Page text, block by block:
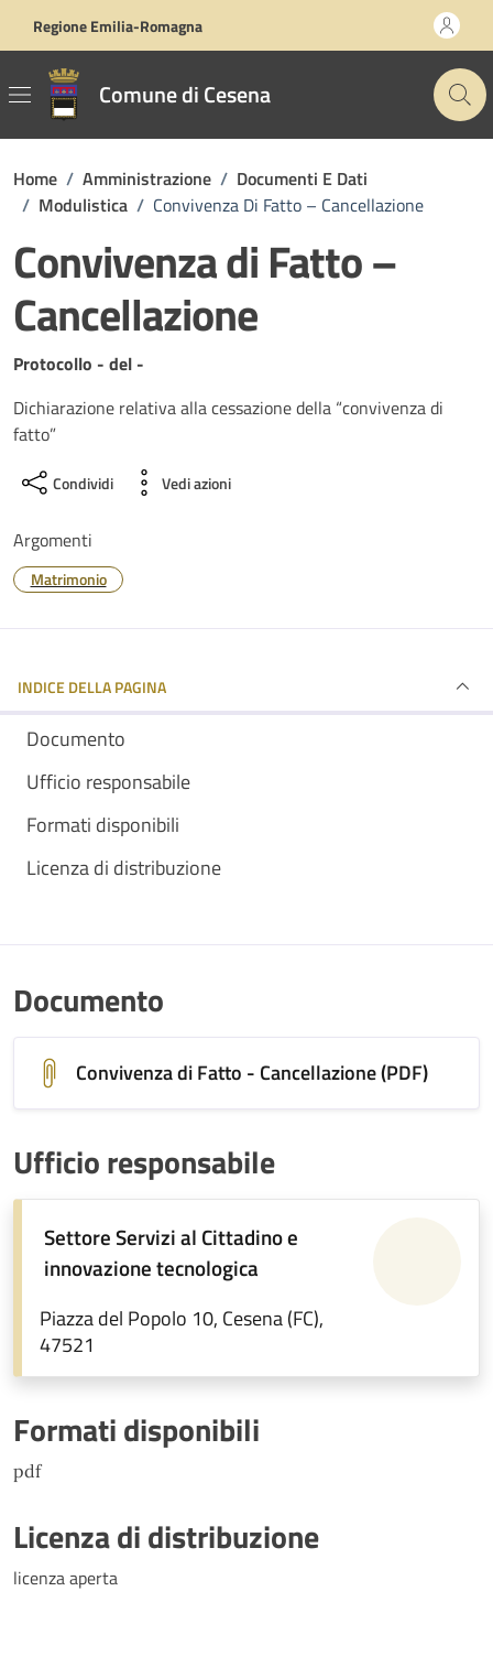
Regione Emilia-Romagna
Comune di Cesena
Home / Amministrazione / Documenti E Dati
/ Modulistica / Convivenza Di Fatto – Cancellazione
Convivenza di Fatto –
Cancellazione
Dettagli del documento
Protocollo - del -
Dichiarazione relativa alla cessazione della “convivenza di
fatto”
Condividi Vedi azioni
Argomenti
Matrimonio
INDICE DELLA PAGINA
Documento
Ufficio responsabile
Formati disponibili
Licenza di distribuzione
Documento
Convivenza di Fatto - Cancellazione (PDF)
Ufficio responsabile
Settore Servizi al Cittadino e
innovazione tecnologica
Piazza del Popolo 10, Cesena (FC),
47521
Formati disponibili
pdf
Licenza di distribuzione
licenza aperta